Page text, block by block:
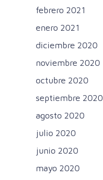
febrero 2021
enero 2021
diciembre 2020
noviembre 2020
octubre 2020
septiembre 2020
agosto 2020
julio 2020
junio 2020
mayo 2020